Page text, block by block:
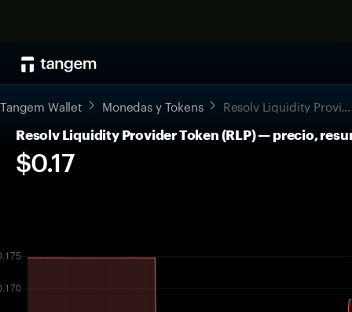
Tangem Wallet Monedas y Tokens Resolv Liquidity Provider Token
Resolv Liquidity Provider Token (RLP) — precio,
$0.17